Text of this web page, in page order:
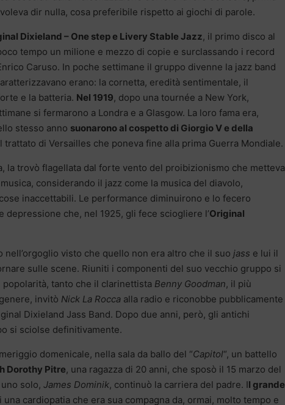
dir nulla, cosa preferibile rispetto ai giochi di parole.
Dixieland – One step e Livery Stable Jazz, il primo disco al
tempo un milione e mezzo di copie e surclassando i record
Caruso. In poche settimane il gruppo divenne la jazz band
erano: la cornetta, eredità sentimentale, il
e la batteria. Nel 1919, dopo una tournée a New York,
si fermarono a Londra e a Glasgow. La loro fama era,
stesso anno suonarono al cospetto di Giorgio V e della
di Versailles che poneva fine alla prima Guerra Mondiale.
la trovò flagellata dal forte vento del proibizionismo che metteva
considerando il jazz come la musica del diavolo,
inaccettabili. Le performance diminuirono e lo fecero
che, nel 1925, gli fece sciogliere l’Original
nell’orgoglio visto che quello non era altro che il suo jass e lui il
sulle scene. Riuniti i componenti del suo vecchio gruppo si
tanto che il clarinettista Benny Goodman, il più
invitò Nick La Rocca alla radio e riconobbe pubblicamente
Dixieland Jass Band. Dopo due anni, però, gli antichi
si sciolse definitivamente.
domenicale, nella sala da ballo del “Capitol“, un battello
Dorothy Pitre, una ragazza di 20 anni, che sposò il 15 marzo del
solo, James Dominik, continuò la carriera del padre. Il grande
una cardiopatia che era sua compagna da, ormai, molto tempo e